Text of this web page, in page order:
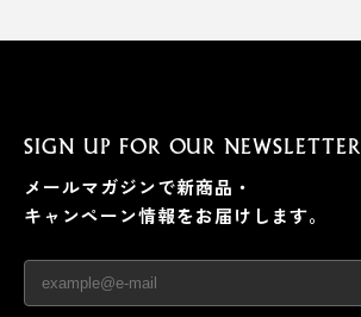
SIGN UP FOR OUR NEWSLETTER
メールマガジンで新商品・
キャンペーン情報をお届けします。